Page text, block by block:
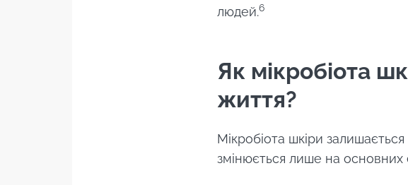
людей.6
Як мікробіота
життя?
Мікробіота шкіри
змінюється лише на основних